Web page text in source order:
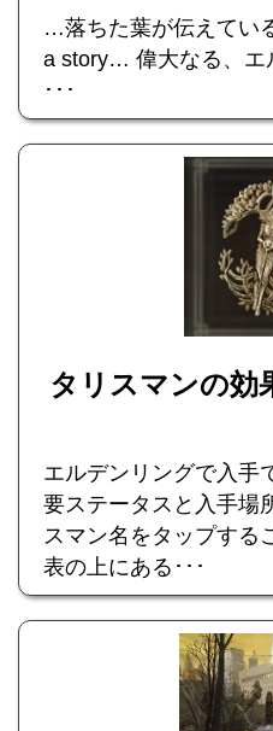
…落ちた葉が伝えてい
a story… 偉大なる、エ
･･･
タリスマンの効
エルデンリングで入手
要ステータスと入手場
スマン名をタップする
表の上にある･･･